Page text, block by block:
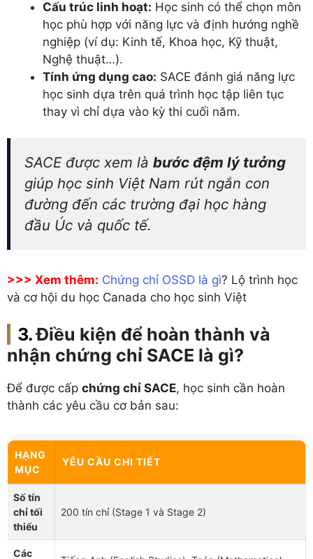
Cấu trúc linh hoạt: Học sinh có thể chọn môn
học phù hợp với năng lực và định hướng nghề
nghiệp (ví dụ: Kinh tế, Khoa học, Kỹ thuật,
Nghệ thuật…).
Tính ứng dụng cao: SACE đánh giá năng lực
học sinh dựa trên quá trình học tập liên tục
thay vì chỉ dựa vào kỳ thi cuối năm.
SACE được xem là bước đệm lý tưởng
giúp học sinh Việt Nam rút ngắn con
đường đến các trường đại học hàng
đầu Úc và quốc tế.
>>> Xem thêm: Chứng chỉ OSSD là gì? Lộ trình học
và cơ hội du học Canada cho học sinh Việt
Điều kiện để hoàn thành và
nhận chứng chỉ SACE là gì?
Để được cấp chứng chỉ SACE, học sinh cần hoàn
thành các yêu cầu cơ bản sau:
HẠNG
MỤC
YÊU CẦU CHI TIẾT
Số tín
chỉ tối
thiểu
200 tín chỉ (Stage 1 và Stage 2)
Các